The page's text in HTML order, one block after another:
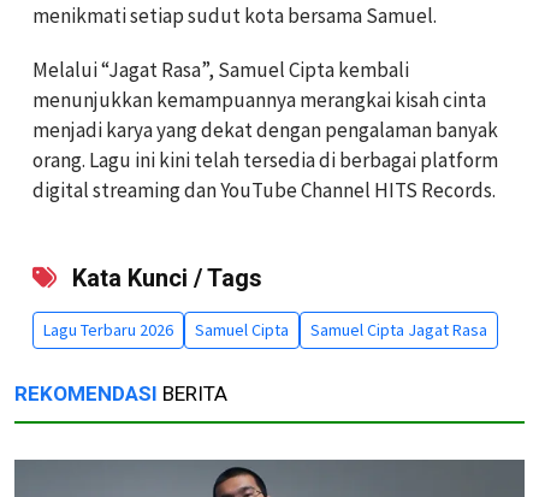
menikmati setiap sudut kota bersama Samuel.
Melalui “Jagat Rasa”, Samuel Cipta kembali
menunjukkan kemampuannya merangkai kisah cinta
menjadi karya yang dekat dengan pengalaman banyak
orang. Lagu ini kini telah tersedia di berbagai platform
digital streaming dan YouTube Channel HITS Records.
Kata Kunci / Tags
Lagu Terbaru 2026 Samuel Cipta Samuel Cipta Jagat Rasa
REKOMENDASI BERITA